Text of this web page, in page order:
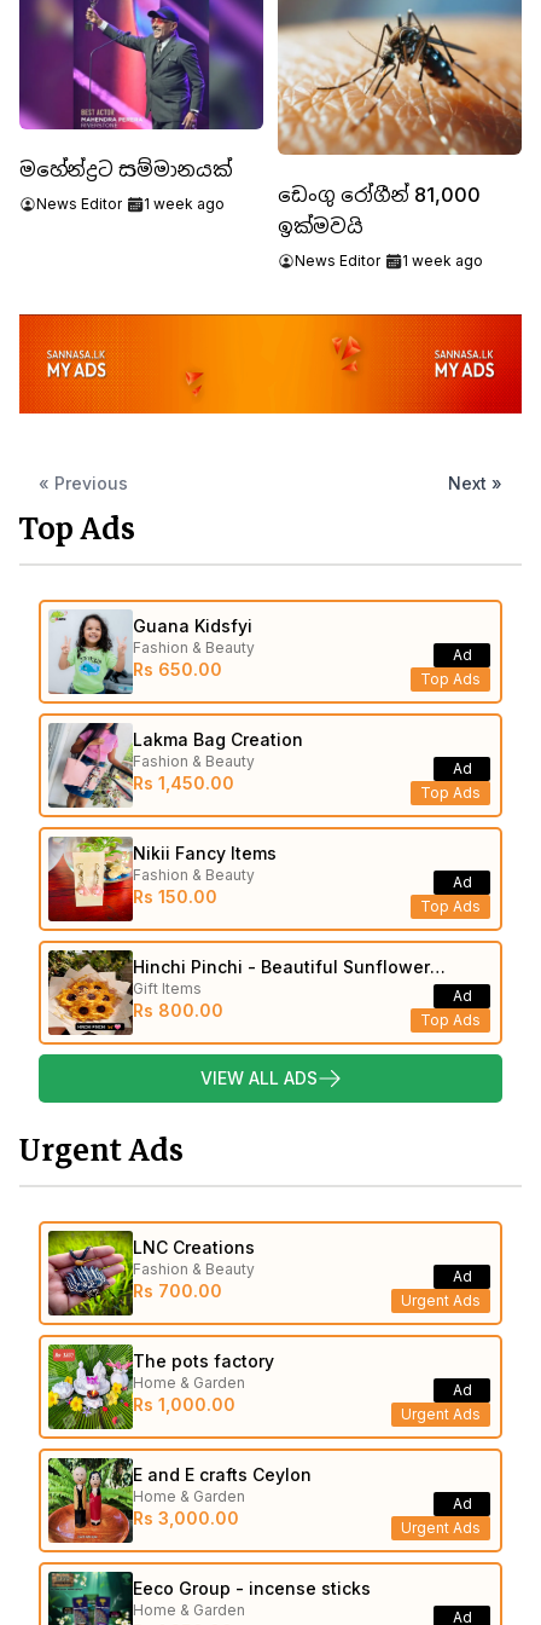
මහේන්ද්‍රට සම්මානයක්
News Editor 1 week ago
ඩෙංගු රෝගීන් 81,000
ඉක්මවයි
News Editor 1 week ago
« Previous Next »
Top Ads
Guana Kidsfyi
Fashion & Beauty
Rs 650.00 Top Ads
Ad
Lakma Bag Creation
Fashion & Beauty
Rs 1,450.00 Top Ads
Ad
Nikii Fancy Items
Fashion & Beauty
Rs 150.00 Top Ads
Ad
Hinchi Pinchi - Beautiful Sunflower
Bouquets
Gift Items
Rs 800.00 Top Ads
Ad
VIEW ALL ADS
Urgent Ads
LNC Creations
Fashion & Beauty
Rs 700.00 Urgent Ads
Ad
The pots factory
Home & Garden
Rs 1,000.00 Urgent Ads
Ad
E and E crafts Ceylon
Home & Garden
Rs 3,000.00 Urgent Ads
Ad
Eeco Group - incense sticks
Home & Garden Ad